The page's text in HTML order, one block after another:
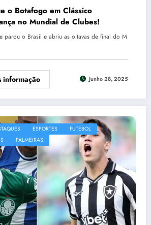
o Botafogo em Clássico
no Mundial de Clubes!
parou o Brasil e abriu as oitavas de final do M
informação Junho 28, 2025
ESPORTES
FUTEBOL
PALMEIRAS